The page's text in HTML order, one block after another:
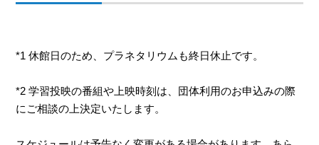
*1 休館日のため、プラネタリウムも終日休止です。
*2 学習投映の番組や上映時刻は、団体利用のお申込みの際
にご相談の上決定いたします。